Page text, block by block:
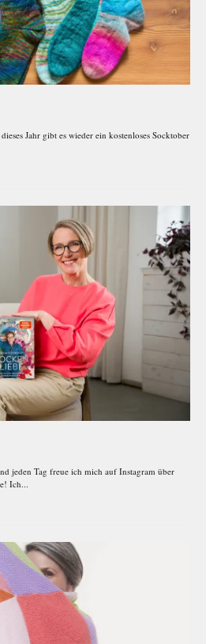
Jahr gibt es wieder ein kostenloses Socktober
jeden Tag freue ich mich auf Instagram über
Ich...